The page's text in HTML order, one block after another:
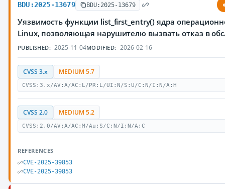
BDU:2025-13679 BDU:2025-13679
Уязвимость функции list_first_entry() ядра
Linux, позволяющая нарушителю вызвать отказ в
PUBLISHED: 2025-11-04MODIFIED: 2026-02-16
CVSS 3.x MEDIUM 5.7
CVSS:3.x/AV:A/AC:L/PR:L/UI:N/S:U/C:N/I:N/A:H
CVSS 2.0 MEDIUM 5.2
CVSS:2.0/AV:A/AC:M/Au:S/C:N/I:N/A:C
REFERENCES
CVE-2025-39853
CVE-2025-39853